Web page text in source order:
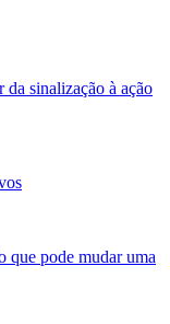
sinalização à ação
que pode mudar uma